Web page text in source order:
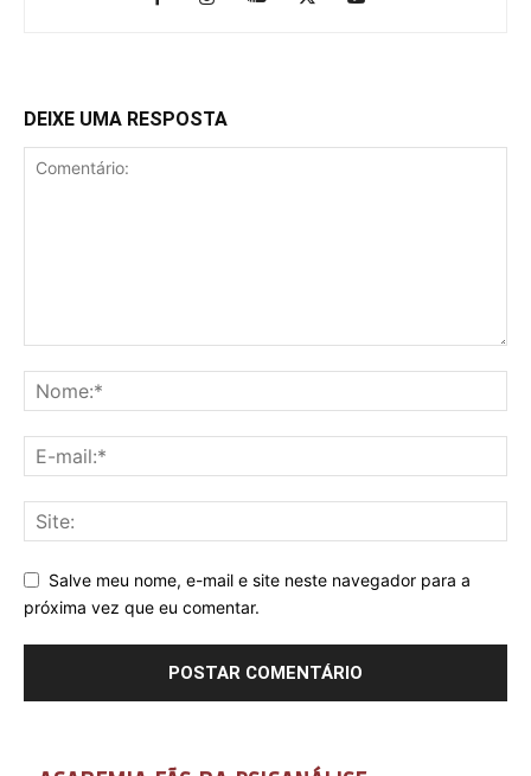
DEIXE UMA RESPOSTA
Salve meu nome, e-mail e site neste navegador para a
próxima vez que eu comentar.